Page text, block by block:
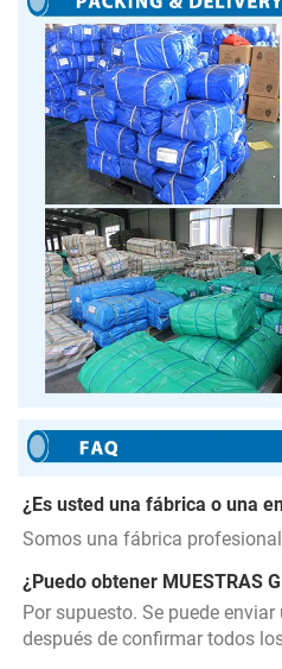
¿Es usted una fábrica o una
Somos una fábrica
¿Puedo obtener MUESTRAS
Por supuesto. Se puede enviar
después de confirmar todos